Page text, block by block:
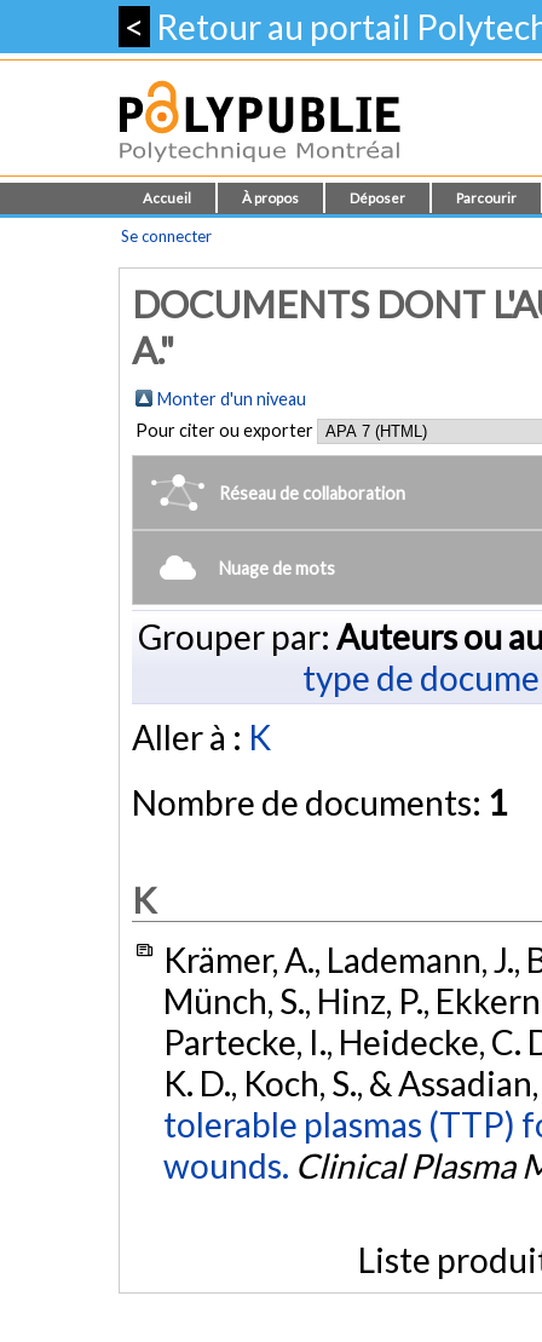
< Retour au portail
Accueil À propos Déposer Parcourir
Se connecter
DOCUMENTS DONT
A."
Monter d'un niveau
Pour citer ou exporter
Réseau de collaboration
Nuage de mots
Grouper par: Auteurs ou
type de
Aller à : K
Nombre de documents: 1
K
Krämer, A., Lademann, J.,
Münch, S., Hinz, P.,
Partecke, I., Heidecke, C.
K. D., Koch, S., &
tolerable plasmas (TTP)
wounds. Clinical Plasma
Liste